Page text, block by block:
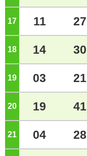
17 11 27
18 14 30
19 03 21
20 19 41
21 04 28